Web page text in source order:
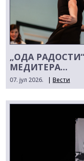
„ОДА
МЕДИТЕРА...
07. јул 2026. | Вести